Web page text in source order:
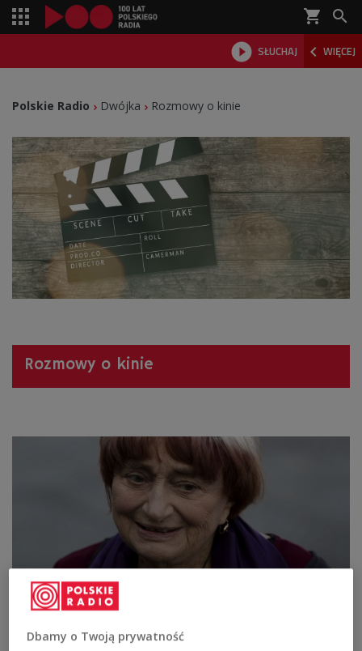
shopping_cart 
 SŁUCHAJ  WIĘCEJ

Polskie Radio Dwójka Rozmowy o kinie
Rozmowy o kinie
Agnes Varda. Nestorka francuskiej nowej
Dbamy o Twoją prywatność